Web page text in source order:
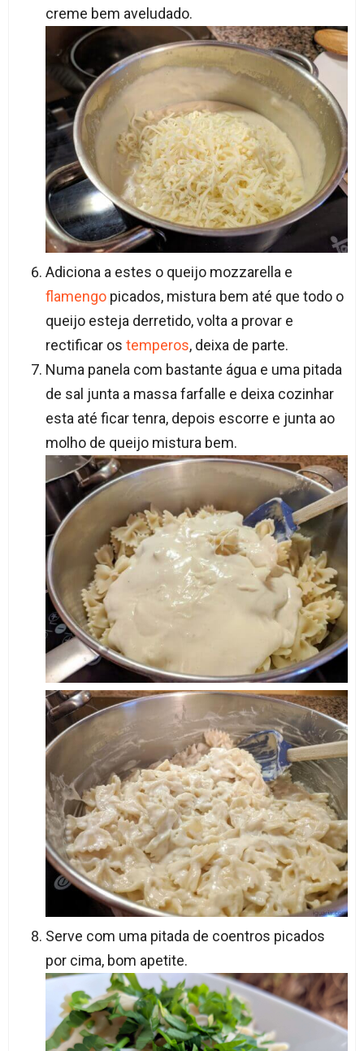
creme bem aveludado.
Adiciona a estes o queijo mozzarella e
flamengopicados, mistura bem até que todo o
queijo esteja derretido, volta a provar e
rectificar os temperos, deixa de parte.
Numa panela com bastante água e uma pitada
de sal junta a massa farfalle e deixa cozinhar
esta até ficar tenra, depois escorre e junta ao
molho de queijo mistura bem.
Serve com uma pitada de coentros picados
por cima, bom apetite.